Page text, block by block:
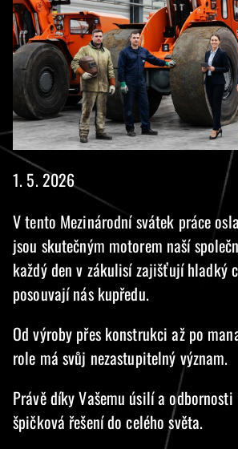
1. 5. 2026
V tento Mezinárodní svátek práce
jsou skutečným motorem naší
každý den v zákulisí zajišťují hladký
posouvají nás kupředu.
Od výroby přes konstrukci až po
role má svůj nezastupitelný význam.
Právě díky Vašemu úsilí a
špičková řešení do celého světa.